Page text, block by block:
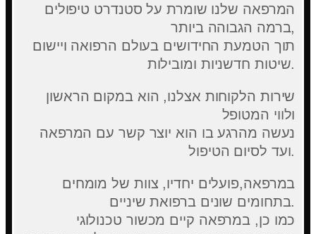
המרפאה שלנו שומרת על סטנדרט טיפולים
ברמה הגבוהה ביותר,
תוך הטמעת החידושים בעולם הרפואה ויישום
שיטות חדשניות ומובילות.
שירות הלקוחות אצלנו, הוא במקום הראשון
ולווי המטופל
נעשה מהרגע בו הוא יוצר קשר עם המרפאה
ועד לסיום הטיפול.
במרפאה,פועלים יחדיו, צוות של מומחים
בתחומים שונים ברפואת שיניים.
כמו כן, במרפאה קיים מכשור טכנולוגי